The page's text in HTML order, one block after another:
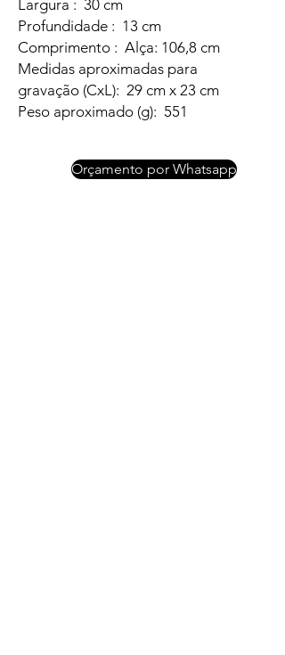
Largura : 30 cm
Profundidade : 13 cm
Comprimento : Alça: 106,8 cm
Medidas aproximadas para
gravação (CxL): 29 cm x 23 cm
Peso aproximado (g): 551
Orçamento por Whatsapp